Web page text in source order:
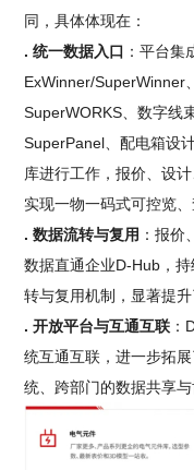
同，具体体现在：
. 统一数据入口 ：平台集
ExWinner/SuperWinner
SuperWORKS、数字线
SuperPanel、配电箱设
库进行工作，报价、设
实现一物一码式可控览、
. 数据流转与复用 ：报价
数据直通企业D-Hub，
转与复用机制，显著提
. 开放平台与互通互联
统互通互联，进一步拓
统、跨部门的数据共享与